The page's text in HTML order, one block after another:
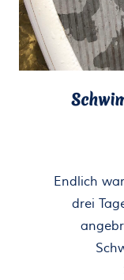
Endlich
drei